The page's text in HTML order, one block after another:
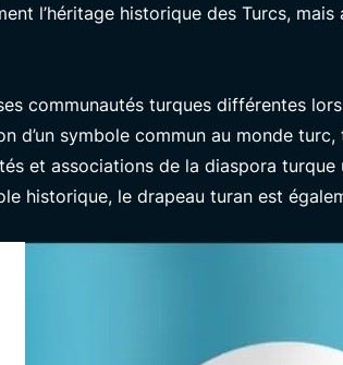
l’héritage historique des Turcs,
communautés turques différentes
symbole commun au monde
et associations de la diaspora
historique, le drapeau turan est